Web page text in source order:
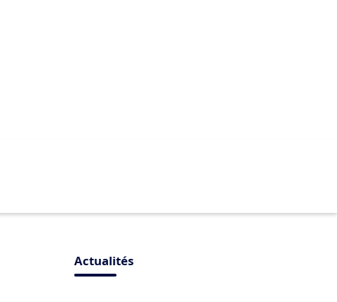
Actualités